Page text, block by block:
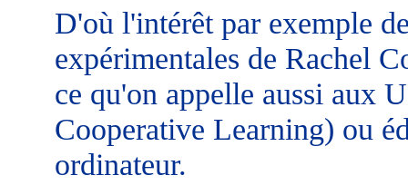
D'où l'intérêt par exemple
expérimentales de Rachel
ce qu'on appelle aussi aux
Cooperative Learning) ou
ordinateur.